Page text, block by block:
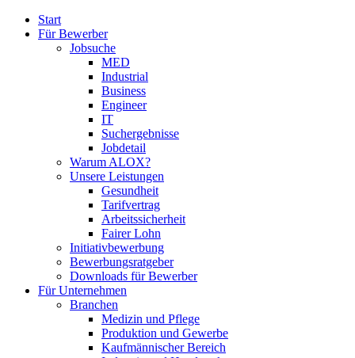
Start
Für Bewerber
Jobsuche
MED
Industrial
Business
Engineer
IT
Suchergebnisse
Jobdetail
Warum ALOX?
Unsere Leistungen
Gesundheit
Tarifvertrag
Arbeitssicherheit
Fairer Lohn
Initiativbewerbung
Bewerbungsratgeber
Downloads für Bewerber
Für Unternehmen
Branchen
Medizin und Pflege
Produktion und Gewerbe
Kaufmännischer Bereich